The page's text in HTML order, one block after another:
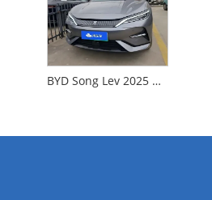
BYD Song Lev 2025 Model 662KMSuperior Intelligens Drive Edition